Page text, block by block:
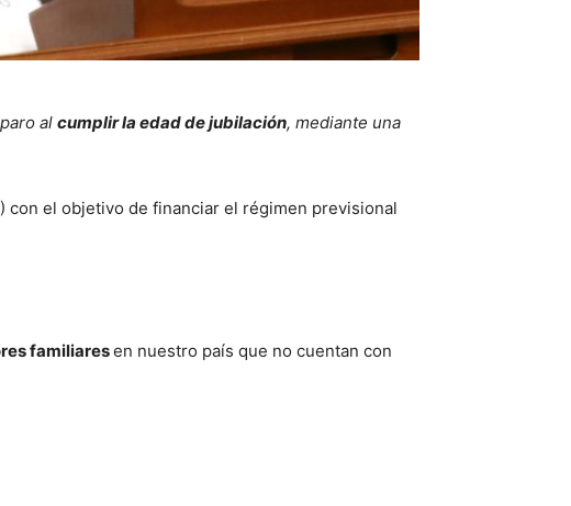
al cumplir la edad de jubilación, mediante una
con el objetivo de financiar el régimen previsional
familiaresen nuestro país que no cuentan con